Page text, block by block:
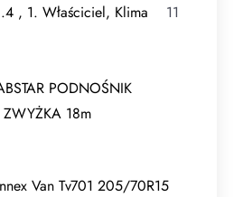
, 1. Właściciel, Klima
11
PODNOŚNIK
18m
Van Tv701 205/70R15